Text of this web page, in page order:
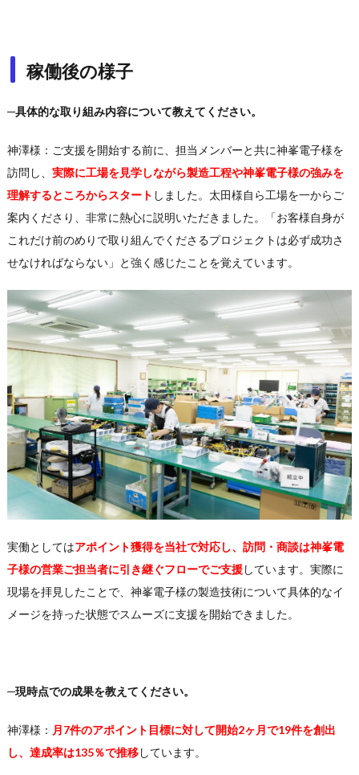
稼働後の様子
─具体的な取り組み内容について教えてください。
神澤様：ご支援を開始する前に、担当メンバーと共に神峯電子様を
訪問し、 実際に工場を見学しながら製造工程や神峯電子様の強みを
理解するところからスタート しました。太田様自ら工場を一からご
案内くださり、非常に熱心に説明いただきました。「お客様自身が
これだけ前のめりで取り組んでくださるプロジェクトは必ず成功さ
せなければならない」と強く感じたことを覚えています。
実働としてはアポイント獲得を当社で対応し、訪問・商談は神峯電
子様の営業ご担当者に引き継ぐフローでご支援しています。実際に
現場を拝見したことで、神峯電子様の製造技術について具体的なイ
メージを持った状態でスムーズに支援を開始できました。
─現時点での成果を教えてください。
神澤様： 月7件のアポイント目標に対して開始2ヶ月で19件を創出
し、達成率は135％で推移しています。